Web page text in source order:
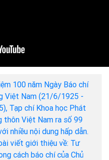
100 năm Ngày Báo chí
Việt Nam (21/6/1925 -
Tạp chí Khoa học Phát
thôn Việt Nam ra số 99
nhiều nội dung hấp dẫn.
viết giới thiệu về: Tư
cách báo chí của Chủ